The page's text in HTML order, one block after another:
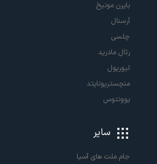
بایرن مونیخ
آرسنال
چلسی
رئال مادرید
لیورپول
منچستریونایتد
یوونتوس
سایر
جام ملت های آسیا